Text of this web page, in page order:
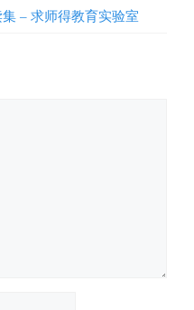
– 求师得教育实验室